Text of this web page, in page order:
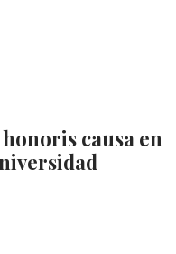
causa en